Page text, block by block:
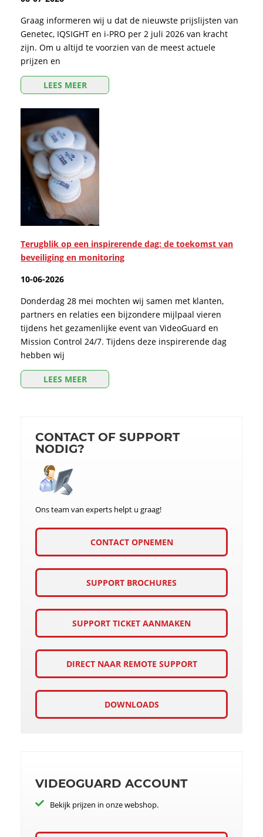
Graag informeren wij u dat de nieuwste prijslijsten van
Genetec, IQSIGHT en i-PRO per 2 juli 2026 van kracht
zijn. Om u altijd te voorzien van de meest actuele
prijzen en
LEES MEER
Terugblik op een inspirerende dag: de toekomst van
beveiliging en monitoring
10-06-2026
Donderdag 28 mei mochten wij samen met klanten,
partners en relaties een bijzondere mijlpaal vieren
tijdens het gezamenlijke event van VideoGuard en
Mission Control 24/7. Tijdens deze inspirerende dag
hebben wij
LEES MEER
CONTACT OF SUPPORT
NODIG?
Ons team van experts helpt u graag!
CONTACT OPNEMEN
SUPPORT BROCHURES
SUPPORT TICKET AANMAKEN
DIRECT NAAR REMOTE SUPPORT
DOWNLOADS
VIDEOGUARD ACCOUNT
Bekijk prijzen in onze webshop.